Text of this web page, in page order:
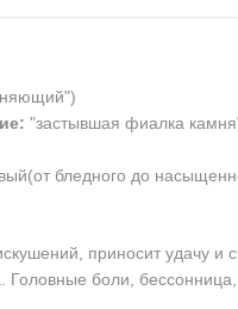
"застывшая фиалка
бледного до
приносит удачу и
Головные боли,